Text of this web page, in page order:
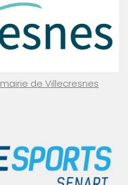
mairie de Villecresnes